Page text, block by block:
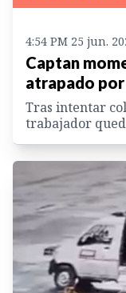
4:54 PM 25 jun.
Captan
atrapado
Tras intentar
trabajador